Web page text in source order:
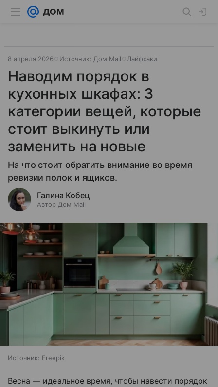
8 апреля 2026 Источник: Дом Mail Лайфхаки
Наводим порядок в
кухонных шкафах: 3
категории вещей, которые
стоит выкинуть или
заменить на новые
На что стоит обратить внимание во время
ревизии полок и ящиков.
Галина Кобец
Автор Дом Mail
Источник: Freepik
Весна — идеальное время, чтобы навести порядок